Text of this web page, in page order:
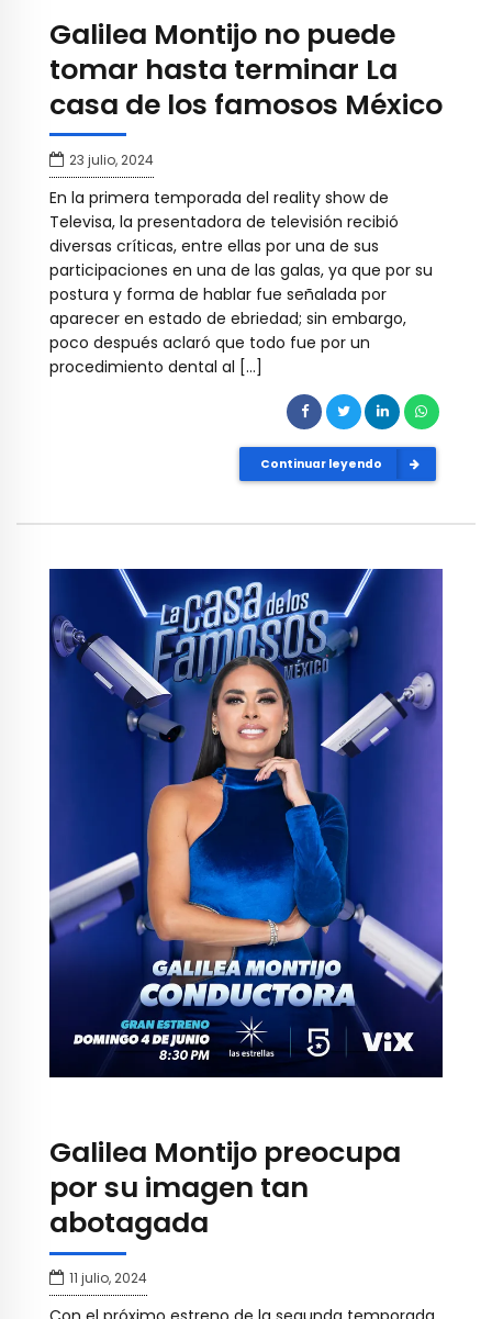
Galilea Montijo no puede
tomar hasta terminar La
casa de los famosos México
23 julio, 2024
En la primera temporada del reality show de
Televisa, la presentadora de televisión recibió
diversas críticas, entre ellas por una de sus
participaciones en una de las galas, ya que por su
postura y forma de hablar fue señalada por
aparecer en estado de ebriedad; sin embargo,
poco después aclaró que todo fue por un
procedimiento dental al […]
Continuar leyendo
Galilea Montijo preocupa
por su imagen tan
abotagada
11 julio, 2024